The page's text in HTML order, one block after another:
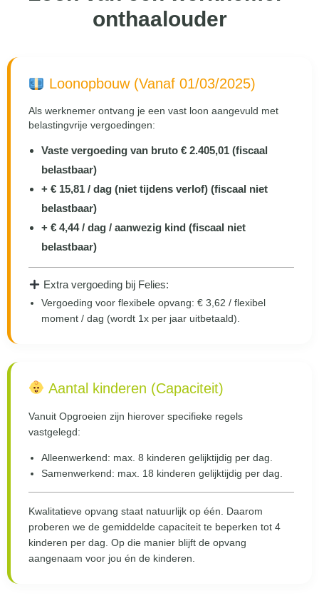
onthaalouder
Loonopbouw (Vanaf 01/03/2025)
Als werknemer ontvang je een vast loon aangevuld met
belastingvrije vergoedingen:
Vaste vergoeding van bruto € 2.405,01 (fiscaal
belastbaar)
+ € 15,81 / dag (niet tijdens verlof) (fiscaal niet
belastbaar)
+ € 4,44 / dag / aanwezig kind (fiscaal niet
belastbaar)
Extra vergoeding bij Felies:
Vergoeding voor flexibele opvang: € 3,62 / flexibel
moment / dag (wordt 1x per jaar uitbetaald).
Aantal kinderen (Capaciteit)
Vanuit Opgroeien zijn hierover specifieke regels
vastgelegd:
Alleenwerkend: max. 8 kinderen gelijktijdig per dag.
Samenwerkend: max. 18 kinderen gelijktijdig per dag.
Kwalitatieve opvang staat natuurlijk op één. Daarom
proberen we de gemiddelde capaciteit te beperken tot 4
kinderen per dag. Op die manier blijft de opvang
aangenaam voor jou én de kinderen.